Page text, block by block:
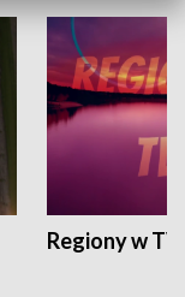
Regiony w